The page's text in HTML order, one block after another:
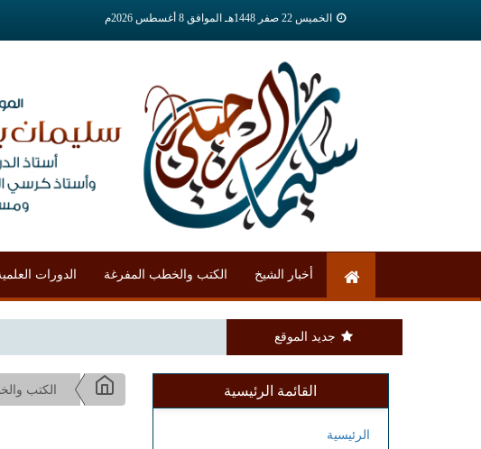
الخميس 22 صفر 1448هـ الموافق 8 أغسطس 2026م
أخبار الشيخ الكتب والخطب المفرغة الدورات
جديد الموقع
القائمة الرئيسية
الرئيسية
الكتب